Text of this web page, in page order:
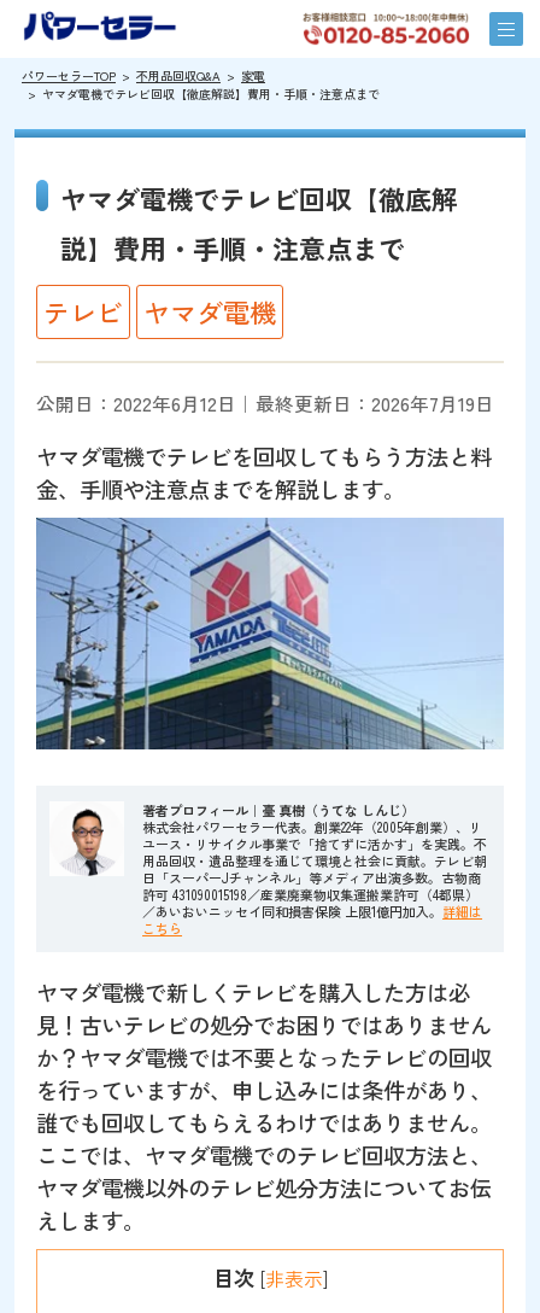
パワーセラーTOP 不用品回収Q&A
家電
ヤマダ電機でテレビ回収【徹底解説】費用・手順・注意点まで
ヤマダ電機でテレビ回収【徹底解
説】費用・手順・注意点まで
テレビ
ヤマダ電機
公開日：2022年6月12日｜最終更新日：2026年7月19日
ヤマダ電機でテレビを回収してもらう方法と料
金、手順や注意点までを解説します。
著者プロフィール｜臺 真樹（うてな しんじ）
株式会社パワーセラー代表。創業22年（2005年創業）、リ
ユース・リサイクル事業で「捨てずに活かす」を実践。不
用品回収・遺品整理を通じて環境と社会に貢献。テレビ朝
日「スーパーJチャンネル」等メディア出演多数。古物商
許可 431090015198／産業廃棄物収集運搬業許可（4都県）
／あいおいニッセイ同和損害保険 上限1億円加入。 詳細は
こちら
ヤマダ電機で新しくテレビを購入した方は必
見！古いテレビの処分でお困りではありません
か？ヤマダ電機では不要となったテレビの回収
を行っていますが、申し込みには条件があり、
誰でも回収してもらえるわけではありません。
ここでは、ヤマダ電機でのテレビ回収方法と、
ヤマダ電機以外のテレビ処分方法についてお伝
えします。
目次 [非表示]